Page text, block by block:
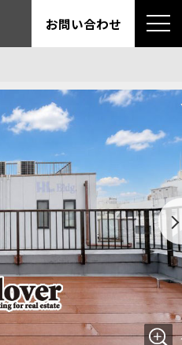
お問い合わせ